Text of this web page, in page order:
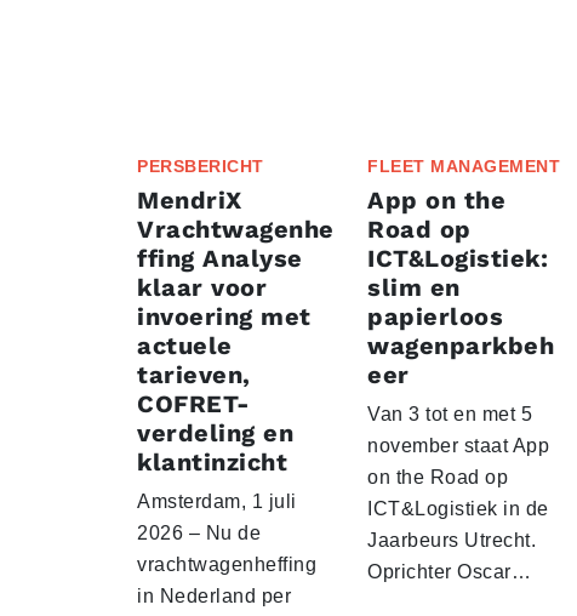
PERSBERICHT
MendriX
Vrachtwagenhe
ffing Analyse
klaar voor
invoering met
actuele
tarieven,
COFRET-
verdeling en
klantinzicht
Amsterdam, 1 juli
2026 – Nu de
vrachtwagenheffing
in Nederland per
FLEET MANAGEMENT
App on the
Road op
ICT&Logistiek:
slim en
papierloos
wagenparkbeh
eer
Van 3 tot en met 5
november staat App
on the Road op
ICT&Logistiek in de
Jaarbeurs Utrecht.
Oprichter Oscar…